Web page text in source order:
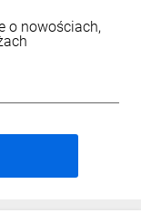
o nowościach,